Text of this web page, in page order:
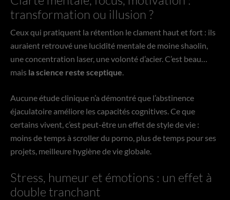
transformation ou illusion ?
Ceux qui pratiquent la rétention le clament haut et fort : ils
auraient retrouvé une lucidité mentale de moine shaolin,
une concentration laser, une volonté d’acier. C’est beau…
mais la science reste sceptique.
Aucune étude clinique n’a démontré que l’abstinence
éjaculatoire améliore les capacités cognitives. Ce que
certains vivent, c’est peut-être un effet de style de vie :
moins de temps à scroller du porno, plus de temps pour ses
projets, meilleure hygiène de vie globale.
Stress, humeur et émotions : un effet à
double tranchant